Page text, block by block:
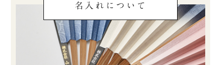
名入れについて